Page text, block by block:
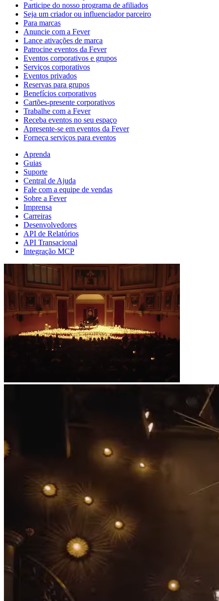
Participe do nosso programa de afiliados
Seja um criador ou influenciador parceiro
Para marcas
Anuncie com a Fever
Lance ativações de marca
Patrocine eventos da Fever
Eventos corporativos e grupos
Serviços corporativos
Eventos privados
Reservas para grupos
Benefícios corporativos
Cartões-presente corporativos
Trabalhe com a Fever
Receba eventos no seu espaço
Apresente-se em eventos da Fever
Forneça serviços para eventos
Aprenda
Guias
Suporte
Central de Ajuda
Fale com a equipe de vendas
Sobre a Fever
Imprensa
Carreiras
Desenvolvedores
API de Relatórios
API Transacional
Integração MCP